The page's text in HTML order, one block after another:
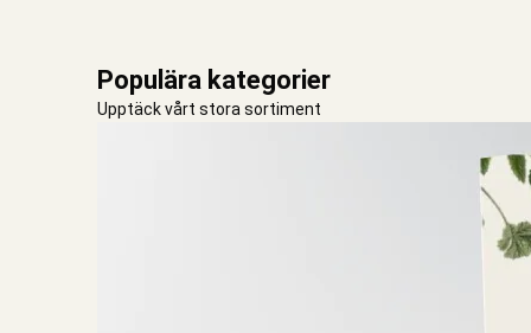
Populära kategorier
Upptäck vårt stora sortiment